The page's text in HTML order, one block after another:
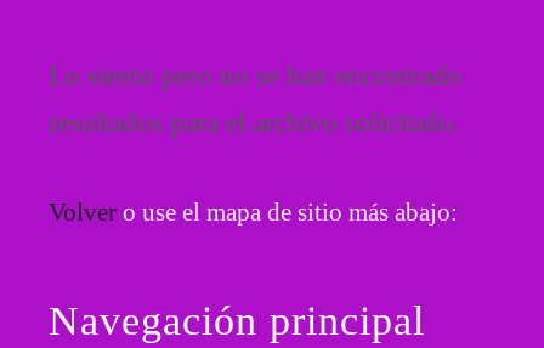
Lo siento pero no se han encontrado
resultados para el archivo solicitado.
Volver o use el mapa de sitio más abajo:
Navegación principal